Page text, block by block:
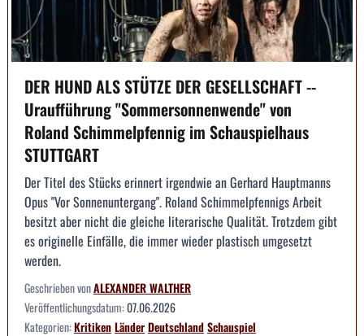
DER HUND ALS STÜTZE DER GESELLSCHAFT --
Uraufführung "Sommersonnenwende" von
Roland Schimmelpfennig im Schauspielhaus
STUTTGART
Der Titel des Stücks erinnert irgendwie an Gerhard Hauptmanns
Opus "Vor Sonnenuntergang". Roland Schimmelpfennigs Arbeit
besitzt aber nicht die gleiche literarische Qualität. Trotzdem gibt
es originelle Einfälle, die immer wieder plastisch umgesetzt
werden.
Geschrieben vonALEXANDER WALTHER
Veröffentlichungsdatum:07.06.2026
Kategorien:KritikenLänderDeutschlandSchauspiel